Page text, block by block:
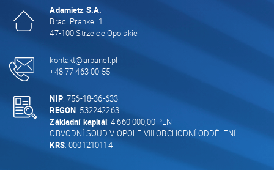
Adamietz S.A.
Braci Prankel 1
47-100 Strzelce Opolskie
kontakt@arpanel.pl
+48 77 463 00 55
NIP: 756-18-36-633
REGON: 532242263
Základní kapitál: 4 660 000,00 PLN
OBVODNÍ SOUD V OPOLE VIII OBCHODNÍ ODDĚLENÍ
KRS: 0001210114